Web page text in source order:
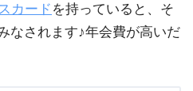
カード を持っていると、そ
なされます♪年会費が高いだ